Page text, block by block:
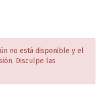
no está disponible y el
Disculpe las